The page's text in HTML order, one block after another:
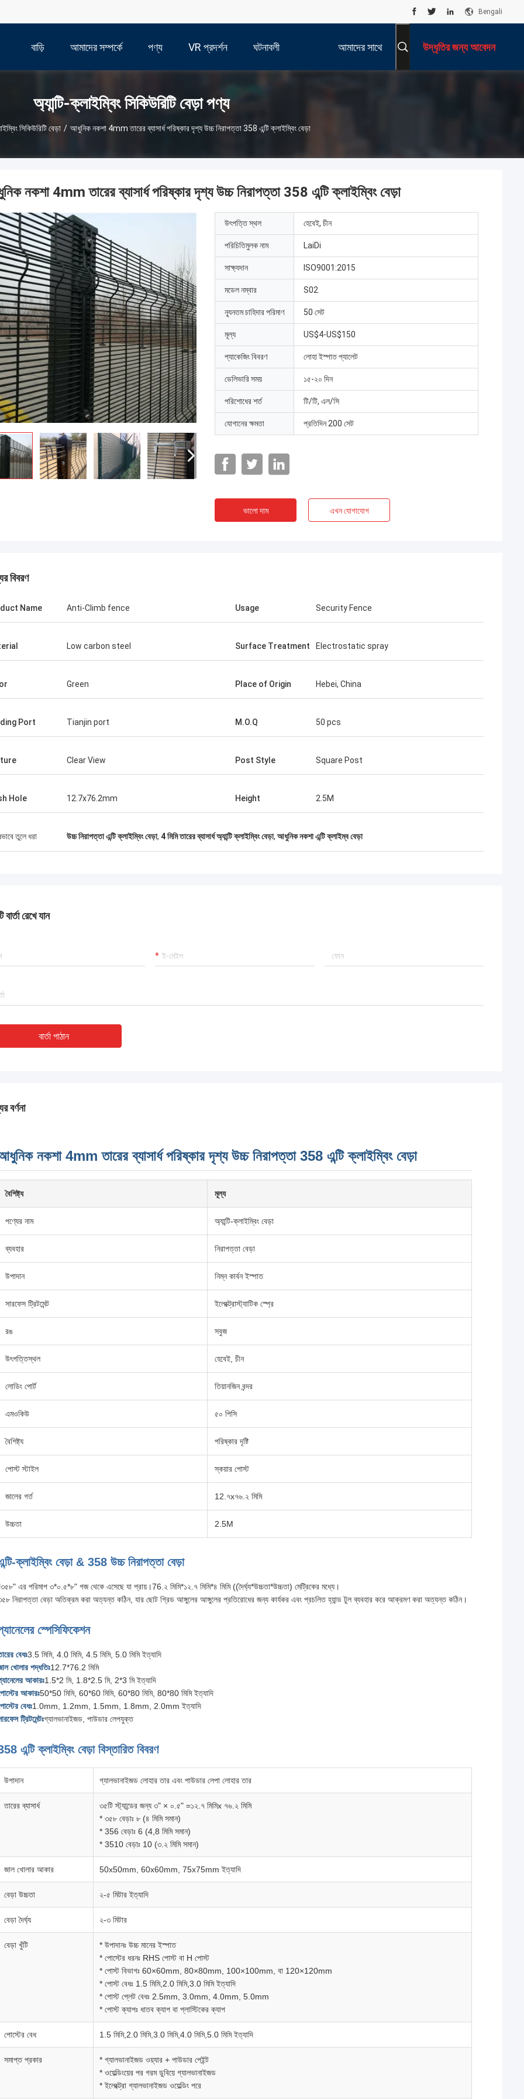
Bengali
বাড়ি আমাদের সম্পর্কে পণ্য VR প্রদর্শন ঘটনাবলী আমাদের সাথে উদ্ধৃতির জন্য আবেদন
অ্যান্টি-ক্লাইম্বিং সিকিউরিটি বেড়া পণ্য
সিকিউরিটি বেড়া / আধুনিক নকশা 4mm তারের ব্যাসার্ধ পরিষ্কার দৃশ্য উচ্চ নিরাপত্তা 358 এন্টি ক্লাইম্বিং বেড়া
টম
আমাকে পণ্য সম্পর্কে অনেক ধারণা পরামর্শ, তাই
এবং আমি গুণমান নিয়েও সন্তুষ্ট, খুব
আবদুল্লাহ
শুরু থেকে, আপনি আমাকে পণ্য সম্পর্কে আরো জানতে সাহায্য,
নকশা 4mm তারের ব্যাসার্ধ পরিষ্কার দৃশ্য উচ্চ নিরাপত্তা 358 এন্টি ক্লাইম্বিং বেড়া
উৎপত্তি স্থল হেবেই, চীন
পরিচিতিমুলক নাম LaiDi
সাক্ষ্যদান ISO9001:2015
মডেল নম্বার S02
ন্যূনতম চাহিদার পরিমাণ 50 সেট
মূল্য US$4-US$150
প্যাকেজিং বিবরণ লোহা ইস্পাত প্যালেট
ডেলিভারি সময় ১৫-২০ দিন
পরিশোধের শর্ত টি/টি, এল/সি
যোগানের ক্ষমতা প্রতিদিন 200 সেট
ভালো দাম এখন যোগাযোগ
বিবরণ
Name Anti-Climb fence Usage Security Fence
Low carbon steel Surface Treatment Electrostatic spray
Green Place of Origin Hebei, China
Port Tianjin port M.O.Q 50 pcs
Clear View Post Style Square Post
Hole 12.7x76.2mm Height 2.5M
তুলে ধরা উচ্চ নিরাপত্তা এন্টি ক্লাইম্বিং বেড়া, 4 মিমি তারের ব্যাসার্ধ অ্যান্টি ক্লাইম্বিং বেড়া, আধুনিক নকশা এন্টি ক্লাইম্ব বেড়া
বার্তা রেখে যান
বার্তা পাঠান
বর্ণনা
নকশা 4mm তারের ব্যাসার্ধ পরিষ্কার দৃশ্য উচ্চ নিরাপত্তা 358 এন্টি ক্লাইম্বিং বেড়া
বৈশিষ্ট্য মূল্য
পণ্যের নাম অ্যান্টি-ক্লাইম্বিং বেড়া
ব্যবহার নিরাপত্তা বেড়া
উপাদান নিম্ন কার্বন ইস্পাত
সারফেস ট্রিটমেন্ট ইলেক্ট্রোস্ট্যাটিক স্প্রে
রঙ সবুজ
উৎপত্তিস্থল হেবেই, চীন
লোডিং পোর্ট তিয়ানজিন বন্দর
এমওকিউ ৫০ পিসি
বৈশিষ্ট্য পরিষ্কার দৃষ্টি
পোস্ট স্টাইল স্কয়ার পোস্ট
জালের গর্ত 12.৭x৭৬.২ মিমি
উচ্চতা 2.5M
ক্লাইম্বিং বেড়া & 358 উচ্চ নিরাপত্তা বেড়া
এর পরিমাপ ৩*০.৫*৮" গজ থেকে এসেছে যা প্রায়।76.২ মিমি*১২.৭ মিমি*৪ মিমি ((দৈর্ঘ্য*উচ্চতা*উচ্চতা) মেট্রিকের মধ্যে।
নিরাপত্তা বেড়া অতিক্রম করা অত্যন্ত কঠিন, যার ছোট গ্রিড আঙ্গুলের আঙ্গুলের প্রতিরোধের জন্য কার্যকর এবং প্রচলিত হ্যান্ড টুল ব্যবহার করে আক্রমণ করা অত্যন্ত কঠিন।
স্পেসিফিকেশন
বেধঃ3.5 মিমি, 4.0 মিমি, 4.5 মিমি, 5.0 মিমি ইত্যাদি
খোলার পদ্ধতিঃ12.7*76.2 মিমি
আকারঃ1.5*2 মি, 1.8*2.5 মি, 2*3 মি ইত্যাদি
আকারঃ50*50 মিমি, 60*60 মিমি, 60*80 মিমি, 80*80 মিমি ইত্যাদি
বেধঃ1.0mm, 1.2mm, 1.5mm, 1.8mm, 2.0mm ইত্যাদি
ট্রিটমেন্টঃগ্যালভানাইজড, পাউডার লেপযুক্ত
এন্টি ক্লাইম্বিং বেড়া বিস্তারিত বিবরণ
উপাদান গ্যালভানাইজড লোহার তার এবং পাউডার লেপা লোহার তার
তারের ব্যাসার্ধ
৩৫টি স্ট্যান্ডের জন্য ৩" × ০.৫" =১২.৭ মিমিx ৭৬.২ মিমি
* ৩৫৮ বেড়াঃ ৮ (৪ মিমি সমান)
* 356 বেড়াঃ 6 (4,8 মিমি সমান)
* 3510 বেড়াঃ 10 (৩.২ মিমি সমান)
জাল খোলার আকার 50x50mm, 60x60mm, 75x75mm ইত্যাদি
বেড়া উচ্চতা ২-৫ মিটার ইত্যাদি
বেড়া দৈর্ঘ্য ২-৩ মিটার
বেড়া খুঁটি
* উপাদানঃ উচ্চ মানের ইস্পাত
* পোস্টের ধরনঃ RHS পোস্ট বা H পোস্ট
* পোস্ট বিভাগঃ 60×60mm, 80×80mm, 100×100mm, বা 120×120mm
* পোস্ট বেধঃ 1.5 মিমি,2.0 মিমি,3.0 মিমি ইত্যাদি
* পোস্ট প্লেট বেধঃ 2.5mm, 3.0mm, 4.0mm, 5.0mm
* পোস্ট ক্যাপঃ ধাতব ক্যাপ বা প্লাস্টিকের ক্যাপ
পোস্টের বেধ 1.5 মিমি,2.0 মিমি,3.0 মিমি,4.0 মিমি,5.0 মিমি ইত্যাদি
সমাপ্ত প্রকার
* গ্যালভানাইজড ওয়্যার + পাউডার পেইন্ট
* ওয়েল্ডিংয়ের পর গরম ডুবিয়ে গ্যালভানাইজড
* ইলেক্ট্রো গ্যালভানাইজড ওয়েল্ডিং পরে